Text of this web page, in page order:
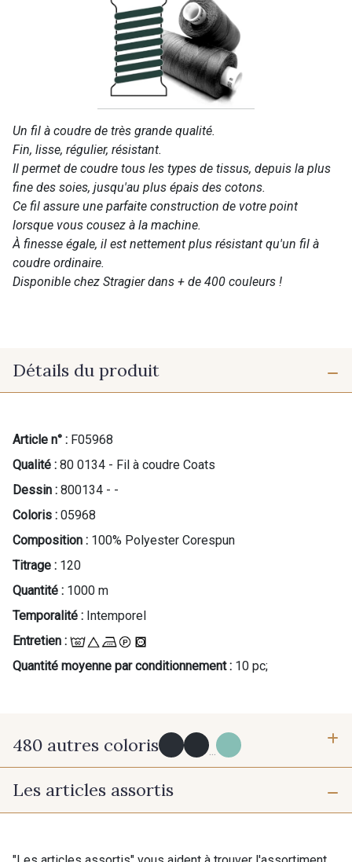
Un fil à coudre de très grande qualité.
Fin, lisse, régulier, résistant.
Il permet de coudre tous les types de tissus, depuis la plus
fine des soies, jusqu'au plus épais des cotons.
Ce fil assure une parfaite construction de votre point
lorsque vous cousez à la machine.
À finesse égale, il est nettement plus résistant qu'un fil à
coudre ordinaire.
Disponible chez Stragier dans + de 400 couleurs !
Détails du produit
Article n° : F05968
Qualité : 80 0134 - Fil à coudre Coats
Dessin : 800134 - -
Coloris : 05968
Composition : 100% Polyester Corespun
Titrage : 120
Quantité : 1000 m
Temporalité : Intemporel
Entretien :
Quantité moyenne par conditionnement : 10 pc;
480 autres coloris ...
Y0091 - Y0091
Les articles assortis